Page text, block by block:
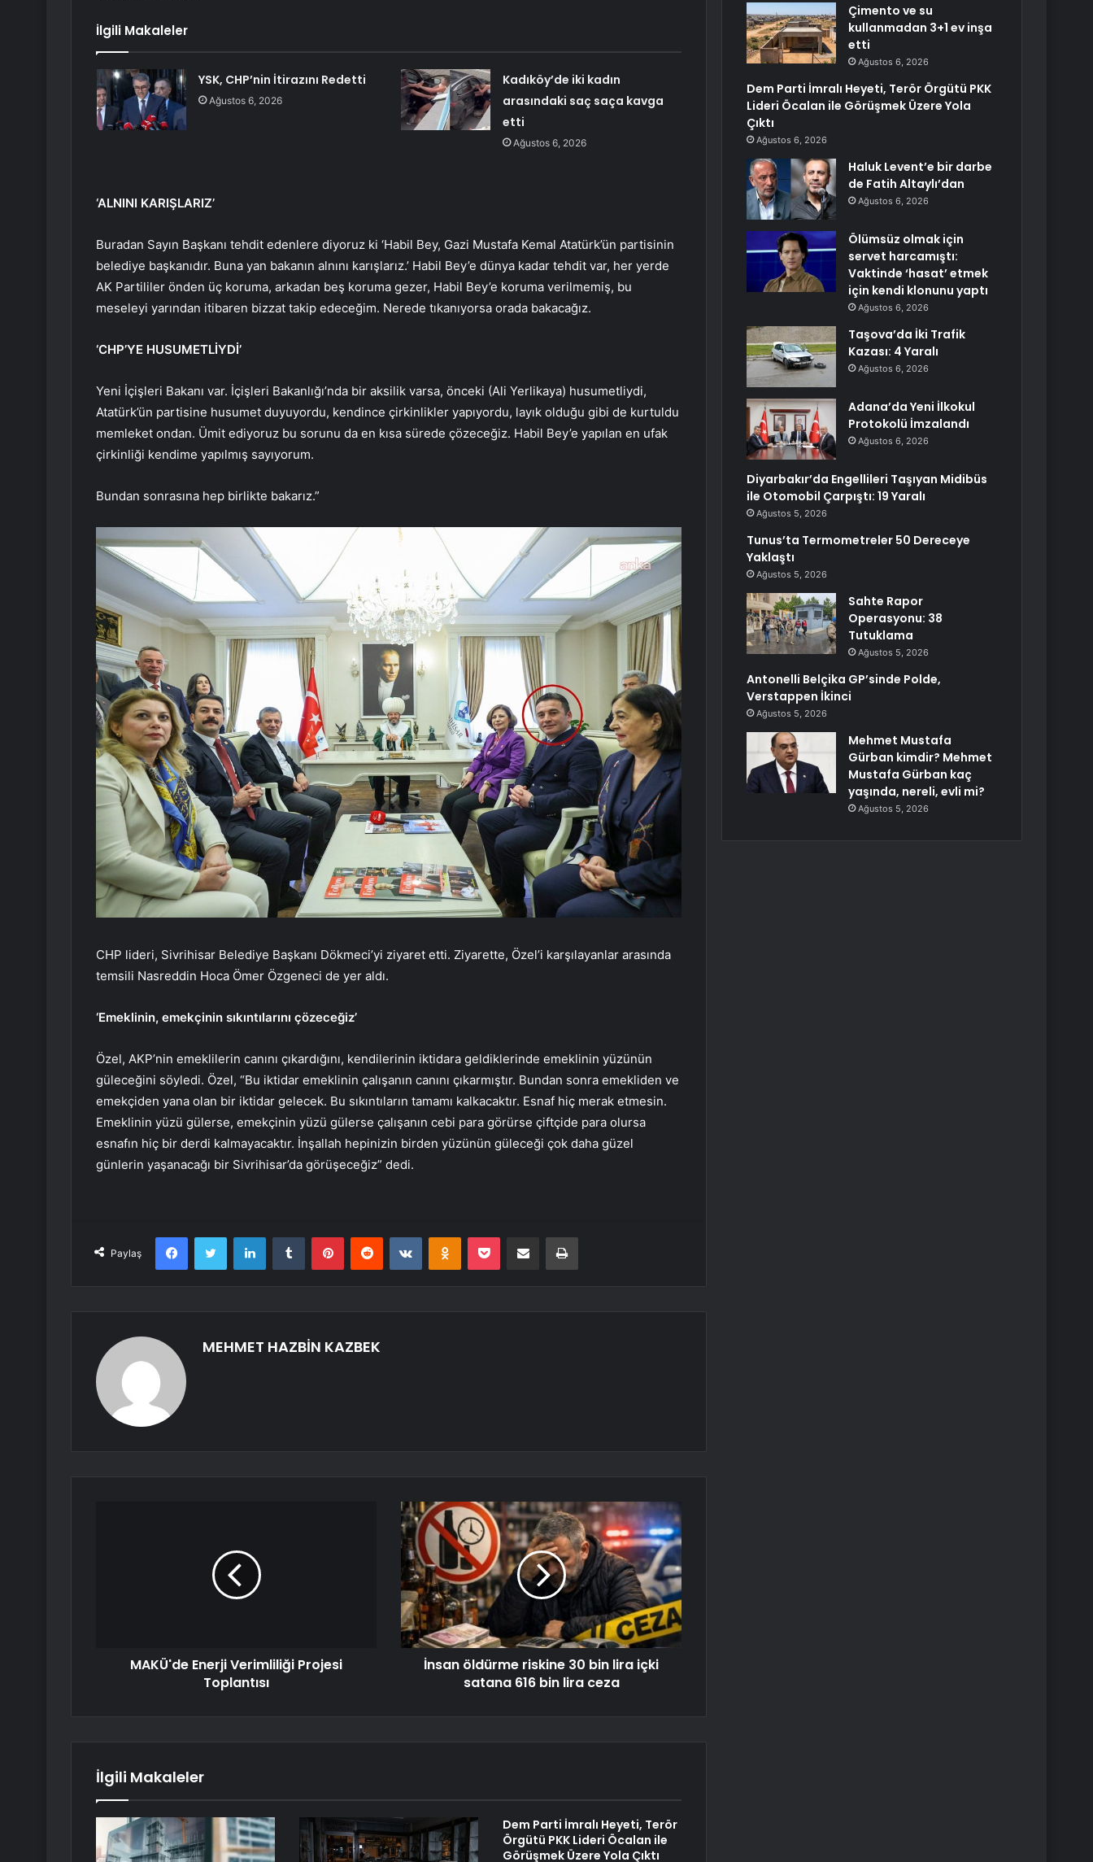
İlgili Makaleler
YSK, CHP’nin İtirazını Redetti
Ağustos 6, 2026
Kadıköy’de iki kadın
arasındaki saç saça kavga
etti
Ağustos 6, 2026
‘ALNINI KARIŞLARIZ’
Buradan Sayın Başkanı tehdit edenlere diyoruz ki ‘Habil Bey, Gazi Mustafa Kemal Atatürk’ün partisinin
belediye başkanıdır. Buna yan bakanın alnını karışlarız.’ Habil Bey’e dünya kadar tehdit var, her yerde
AK Partililer önden üç koruma, arkadan beş koruma gezer, Habil Bey’e koruma verilmemiş, bu
meseleyi yarından itibaren bizzat takip edeceğim. Nerede tıkanıyorsa orada bakacağız.
‘CHP’YE HUSUMETLİYDİ’
Yeni İçişleri Bakanı var. İçişleri Bakanlığı’nda bir aksilik varsa, önceki (Ali Yerlikaya) husumetliydi,
Atatürk’ün partisine husumet duyuyordu, kendince çirkinlikler yapıyordu, layık olduğu gibi de kurtuldu
memleket ondan. Ümit ediyoruz bu sorunu da en kısa sürede çözeceğiz. Habil Bey’e yapılan en ufak
çirkinliği kendime yapılmış sayıyorum.
Bundan sonrasına hep birlikte bakarız.”
CHP lideri, Sivrihisar Belediye Başkanı Dökmeci’yi ziyaret etti. Ziyarette, Özel’i karşılayanlar arasında
temsili Nasreddin Hoca Ömer Özgeneci de yer aldı.
‘Emeklinin, emekçinin sıkıntılarını çözeceğiz’
Özel, AKP’nin emeklilerin canını çıkardığını, kendilerinin iktidara geldiklerinde emeklinin yüzünün
güleceğini söyledi. Özel, “Bu iktidar emeklinin çalışanın canını çıkarmıştır. Bundan sonra emekliden ve
emekçiden yana olan bir iktidar gelecek. Bu sıkıntıların tamamı kalkacaktır. Esnaf hiç merak etmesin.
Emeklinin yüzü gülerse, emekçinin yüzü gülerse çalışanın cebi para görürse çiftçide para olursa
esnafın hiç bir derdi kalmayacaktır. İnşallah hepinizin birden yüzünün güleceği çok daha güzel
günlerin yaşanacağı bir Sivrihisar’da görüşeceğiz” dedi.
Paylaş
FacebookTwitter LinkedInTumblr PinterestReddit VKontakteOdnoklassniki
Pocket E-Posta ile paylaş Yazdır
MEHMET HAZBİN KAZBEK
MAKÜ'de Enerji Verimliliği Projesi
Toplantısı
İnsan öldürme riskine 30 bin lira içki
satana 616 bin lira ceza
İlgili Makaleler
Dem Parti İmralı Heyeti, Terör
Örgütü PKK Lideri Öcalan ile
Görüşmek Üzere Yola Çıktı
Çimento ve su
kullanmadan 3+1 ev inşa
etti
Ağustos 6, 2026
Dem Parti İmralı Heyeti, Terör Örgütü PKK
Lideri Öcalan ile Görüşmek Üzere Yola
Çıktı
Ağustos 6, 2026
Haluk Levent’e bir darbe
de Fatih Altaylı’dan
Ağustos 6, 2026
Ölümsüz olmak için
servet harcamıştı:
Vaktinde ‘hasat’ etmek
için kendi klonunu yaptı
Ağustos 6, 2026
Taşova’da İki Trafik
Kazası: 4 Yaralı
Ağustos 6, 2026
Adana’da Yeni İlkokul
Protokolü İmzalandı
Ağustos 6, 2026
Diyarbakır’da Engellileri Taşıyan Midibüs
ile Otomobil Çarpıştı: 19 Yaralı
Ağustos 5, 2026
Tunus’ta Termometreler 50 Dereceye
Yaklaştı
Ağustos 5, 2026
Sahte Rapor
Operasyonu: 38
Tutuklama
Ağustos 5, 2026
Antonelli Belçika GP’sinde Polde,
Verstappen İkinci
Ağustos 5, 2026
Mehmet Mustafa
Gürban kimdir? Mehmet
Mustafa Gürban kaç
yaşında, nereli, evli mi?
Ağustos 5, 2026